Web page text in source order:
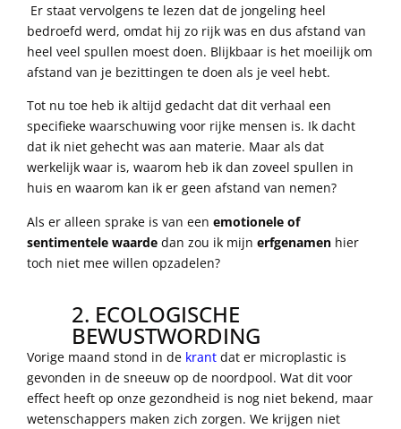
Er staat vervolgens te lezen dat de jongeling heel
bedroefd werd, omdat hij zo rijk was en dus afstand van
heel veel spullen moest doen. Blijkbaar is het moeilijk om
afstand van je bezittingen te doen als je veel hebt.
Tot nu toe heb ik altijd gedacht dat dit verhaal een
specifieke waarschuwing voor rijke mensen is. Ik dacht
dat ik niet gehecht was aan materie. Maar als dat
werkelijk waar is, waarom heb ik dan zoveel spullen in
huis en waarom kan ik er geen afstand van nemen?
Als er alleen sprake is van een emotionele of
sentimentele waarde dan zou ik mijn erfgenamen hier
toch niet mee willen opzadelen?
2. ECOLOGISCHE
BEWUSTWORDING
Vorige maand stond in de krant dat er microplastic is
gevonden in de sneeuw op de noordpool. Wat dit voor
effect heeft op onze gezondheid is nog niet bekend, maar
wetenschappers maken zich zorgen. We krijgen niet